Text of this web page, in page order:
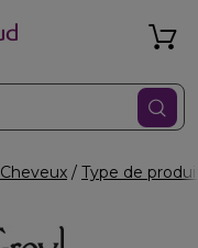
Cheveux Type de